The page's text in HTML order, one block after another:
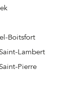
Boitsfort
Lambert
Pierre